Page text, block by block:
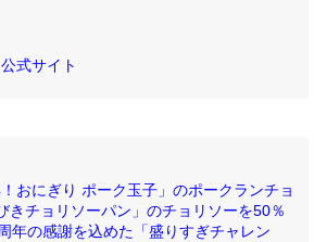
式サイト
おにぎり ポーク玉子」のポークランチョ
きチョリソーパン」のチョリソーを50％
年の感謝を込めた「盛りすぎチャレン